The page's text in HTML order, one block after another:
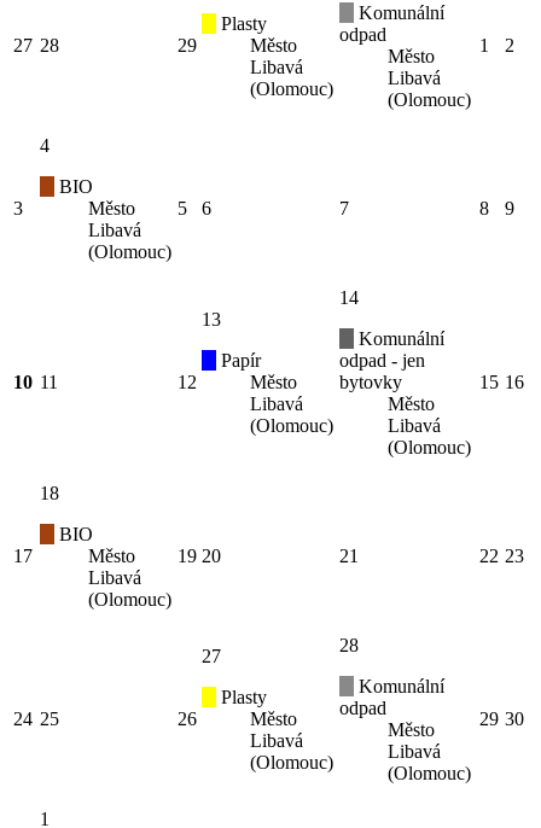
27 28 29
Plasty
Město
Libavá
(Olomouc)
Komunální
odpad
Město
Libavá
(Olomouc)
1 2
3
4
BIO
Město
Libavá
(Olomouc)
5 6 7 8 9
10 11 12
13
Papír
Město
Libavá
(Olomouc)
14
Komunální
odpad - jen
bytovky
Město
Libavá
(Olomouc)
15 16
17
18
BIO
Město
Libavá
(Olomouc)
19 20 21 22 23
24 25 26
27
Plasty
Město
Libavá
(Olomouc)
28
Komunální
odpad
Město
Libavá
(Olomouc)
29 30
1